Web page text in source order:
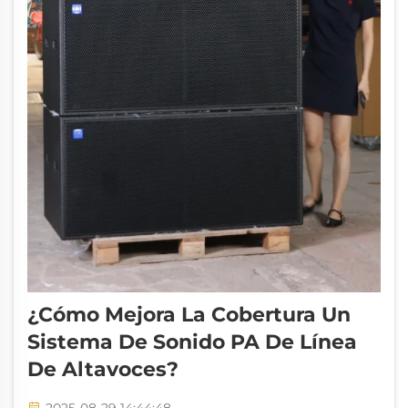
¿Cómo Mejora La Cobertura Un
Sistema De Sonido PA De Línea
De Altavoces?